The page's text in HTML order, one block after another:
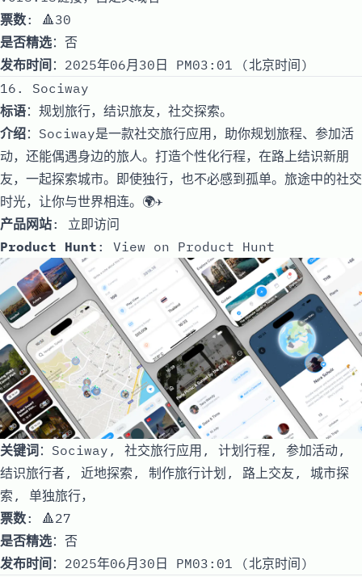
票数: 🔺30
是否精选：否
发布时间 ：2025年06月30日 PM03:01 (北京时间)
16. Sociway
标语：规划旅行，结识旅友，社交探索。
介绍：Sociway是一款社交旅行应用，助你规划旅程、参加活
动，还能偶遇身边的旅人。打造个性化行程，在路上结识新朋
友，一起探索城市。即使独行，也不必感到孤单。旅途中的社交
时光，让你与世界相连。🌍✈️
产品网站: 立即访问
Product Hunt : View on Product Hunt
关键词：Sociway, 社交旅行应用, 计划行程, 参加活动,
结识旅行者, 近地探索, 制作旅行计划, 路上交友, 城市探
索, 单独旅行，
票数: 🔺27
是否精选：否
发布时间 ：2025年06月30日 PM03:01 (北京时间)